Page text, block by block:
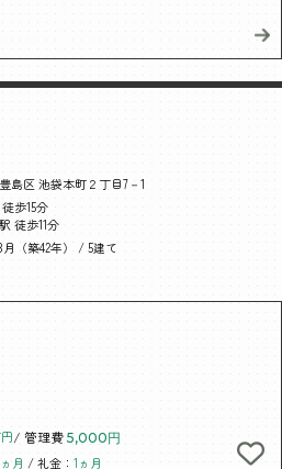
島区 池袋本町２丁目7－1
歩15分
徒歩11分
月（築42年） / 5建て
/ 管理費 5,000円
月 / 礼金：1ヵ月